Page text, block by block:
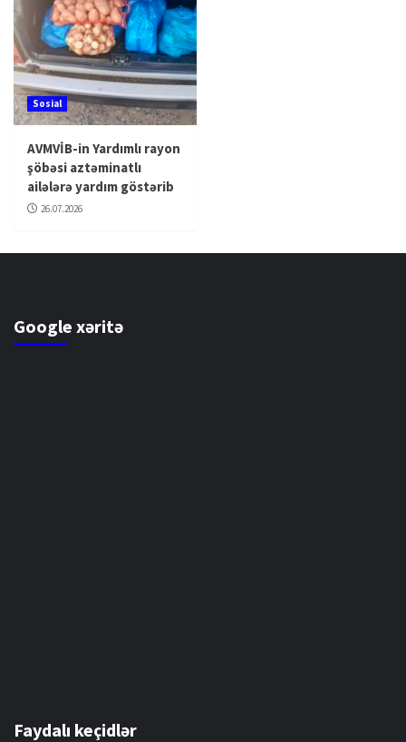
Sosial
AVMVİB-in Yardımlı rayon
şöbəsi aztəminatlı
ailələrə yardım göstərib
26.07.2026
Google xəritə
Faydalı keçidlər